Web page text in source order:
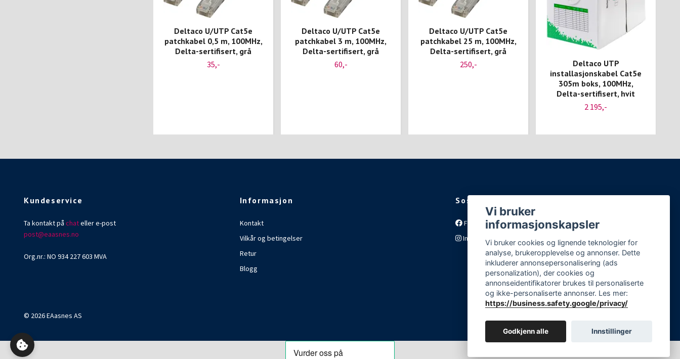
Deltaco U/UTP Cat5e
patchkabel 0,5 m, 100MHz,
Delta-sertifisert, grå
35,-
Deltaco U/UTP Cat5e
patchkabel 3 m, 100MHz,
Delta-sertifisert, grå
60,-
Deltaco U/UTP Cat5e
patchkabel 25 m, 100MHz,
Delta-sertifisert, grå
250,-
Deltaco UTP
installasjonskabel Cat5e
305m boks, 100MHz,
Delta-sertifisert, hvit
2 195,-
Kundeservice
Ta kontakt på chateller e-post
post@eaasnes.no
Org.nr.: NO 934 227 603 MVA
Informasjon
Kontakt
Vilkår og betingelser
Retur
Blogg
Sosiale medier
Facebook
Instagram
© 2026 EAasnes AS
Vi bruker
informasjonskapsler
Vi bruker cookies og lignende teknologier for
analyse, brukeropplevelse og annonser. Dette
inkluderer annonsepersonalisering (ads
personalization), der cookies og
annonseidentifikatorer brukes til personaliserte
og ikke-personaliserte annonser. Les mer:
https://business.safety.google/privacy/
Godkjenn alle Innstillinger